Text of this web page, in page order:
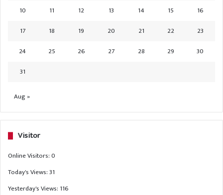
10
11 12 13 14 15
16
17
18 19 20 21 22
23
24
25 26 27 28 29
30
31
Aug »
Visitor
Online Visitors:0
Today's Views:31
Yesterday's Views: 116